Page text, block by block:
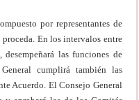
por representantes de
En los intervalos entre
las funciones de
cumplirá también las
Acuerdo. El Consejo General